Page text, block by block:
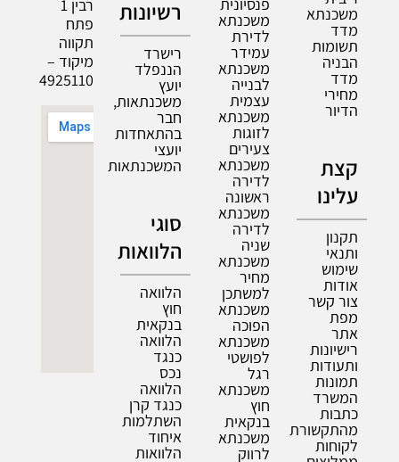
משכנתא
מדד
תשומות
הבניה
מדד
מחירי
הדיור
קצת
עלינו
תקנון
ותנאי
שימוש
אודות
צור קשר
מפת
אתר
רישיונות
ותעודות
תמונות
המשרד
כתבות
מהתקשורת
לקוחות
פנסיונית
משכנתא
לדירת
עמידר
משכנתא
לבנייה
עצמית
משכנתא
לזוגות
צעירים
משכנתא
לדירה
ראשונה
משכנתא
לדירה
שניה
משכנתא
מחיר
למשתכן
משכנתא
הפוכה
משכנתא
לפושטי
רגל
משכנתא
חוץ
בנקאית
משכנתא
לרווק
רשיונות
רישרד
הננפלד
יועץ
משכנתאות,
חבר
בהתאחדות
יועצי
המשכנתאות
סוגי
הלוואות
הלוואה
חוץ
בנקאית
הלוואה
כנגד
נכס
הלוואה
כנגד קרן
השתלמות
איחוד
הלוואות
רבין 1
פתח
תקווה
מיקוד –
4925110